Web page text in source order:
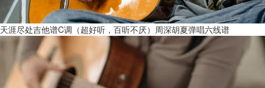
天涯尽处吉他谱C调（超好听，百听不厌）周深胡夏弹唱六线谱